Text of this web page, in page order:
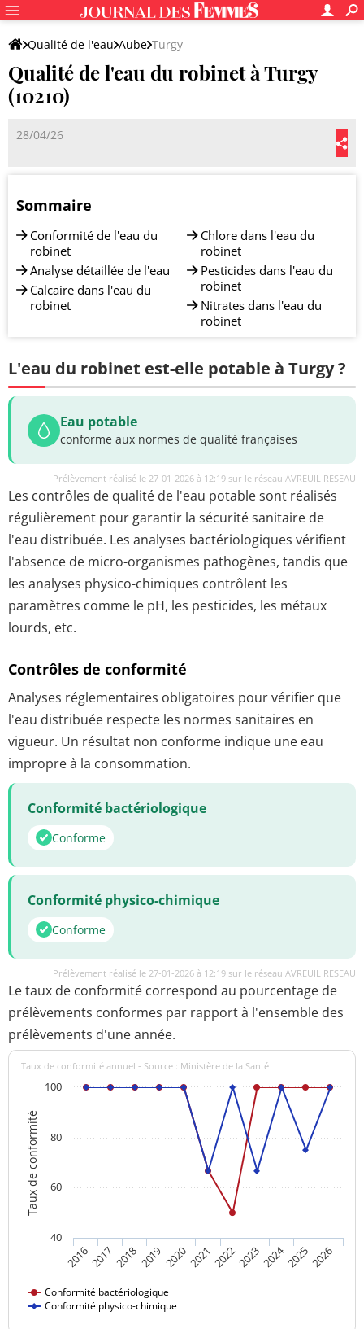
Qualité de l'eau Aube Turgy
Qualité de l'eau du robinet à Turgy
(10210)
28/04/26
Sommaire
Conformité de l'eau du
robinet
Analyse détaillée de l'eau
Calcaire dans l'eau du
robinet
Chlore dans l'eau du
robinet
Pesticides dans l'eau du
robinet
Nitrates dans l'eau du
robinet
L'eau du robinet est-elle potable à Turgy ?
Eau potable
conforme aux normes de qualité françaises
Prélèvement réalisé le 27-01-2026 à 12:19 sur le réseau AVREUIL RESEAU
Les contrôles de qualité de l'eau potable sont réalisés
régulièrement pour garantir la sécurité sanitaire de
l'eau distribuée. Les analyses bactériologiques vérifient
l'absence de micro-organismes pathogènes, tandis que
les analyses physico-chimiques contrôlent les
paramètres comme le pH, les pesticides, les métaux
lourds, etc.
Contrôles de conformité
Analyses réglementaires obligatoires pour vérifier que
l'eau distribuée respecte les normes sanitaires en
vigueur. Un résultat non conforme indique une eau
impropre à la consommation.
Conformité bactériologique
Conforme
Conformité physico-chimique
Conforme
Prélèvement réalisé le 27-01-2026 à 12:19 sur le réseau AVREUIL RESEAU
Le taux de conformité correspond au pourcentage de
prélèvements conformes par rapport à l'ensemble des
prélèvements d'une année.
Taux de conformité
Taux de conformité annuel - Source : Ministère de la Santé
Conformité bactériologique
Conformité physico-chimique
20162017 201820192020202120222023202420252026
40
60
80
100